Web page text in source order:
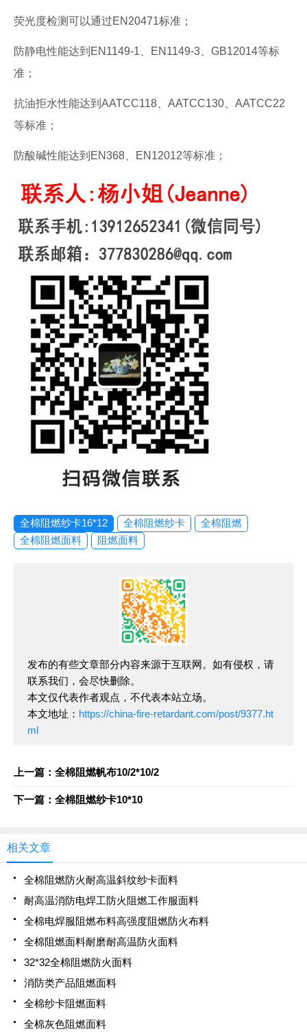
荧光度检测可以通过EN20471标准；
防静电性能达到EN1149-1、EN1149-3、GB12014等标
准；
抗油拒水性能达到AATCC118、AATCC130、AATCC22
等标准；
防酸碱性能达到EN368、EN12012等标准；
全棉阻燃纱卡16*12 全棉阻燃纱卡
全棉阻燃
全棉阻燃面料
阻燃面料
发布的有些文章部分内容来源于互联网。如有侵权，请
联系我们，会尽快删除。
本文仅代表作者观点，不代表本站立场。
本文地址： https://china-fire-retardant.com/post/9377.ht
ml
上一篇：全棉阻燃帆布10/2*10/2
下一篇：全棉阻燃纱卡10*10
相关文章
全棉阻燃防火耐高温斜纹纱卡面料
耐高温消防电焊工防火阻燃工作服面料
全棉电焊服阻燃布料高强度阻燃防火布料
全棉阻燃面料耐磨耐高温防火面料
32*32全棉阻燃防火面料
消防类产品阻燃面料
全棉纱卡阻燃面料
全棉灰色阻燃面料